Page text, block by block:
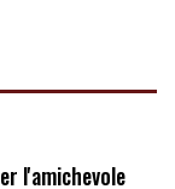
l'amichevole